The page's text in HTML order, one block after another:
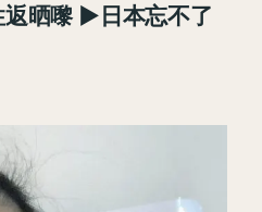
晒嚟 ►日本忘不了